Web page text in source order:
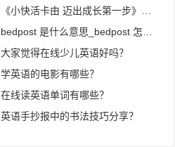
大家觉得在线少儿英语好吗？
学英语的电影有哪些？
在线读英语单词有哪些？
英语手抄报中的书法技巧分享？